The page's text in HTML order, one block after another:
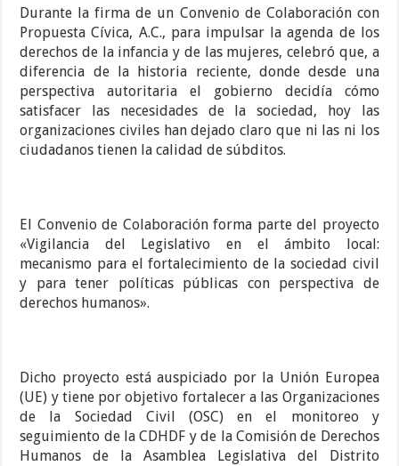
Durante la firma de un Convenio de Colaboración con
Propuesta Cívica, A.C., para impulsar la agenda de los
derechos de la infancia y de las mujeres, celebró que, a
diferencia de la historia reciente, donde desde una
perspectiva autoritaria el gobierno decidía cómo
satisfacer las necesidades de la sociedad, hoy las
organizaciones civiles han dejado claro que ni las ni los
ciudadanos tienen la calidad de súbditos.
El Convenio de Colaboración forma parte del proyecto
«Vigilancia del Legislativo en el ámbito local:
mecanismo para el fortalecimiento de la sociedad civil
y para tener políticas públicas con perspectiva de
derechos humanos».
Dicho proyecto está auspiciado por la Unión Europea
(UE) y tiene por objetivo fortalecer a las Organizaciones
de la Sociedad Civil (OSC) en el monitoreo y
seguimiento de la CDHDF y de la Comisión de Derechos
Humanos de la Asamblea Legislativa del Distrito